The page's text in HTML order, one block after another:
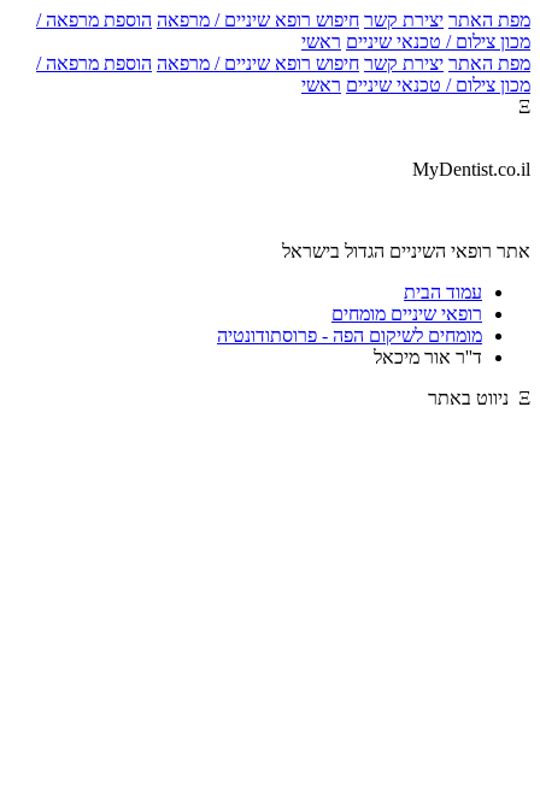
מפת האתר יצירת קשר חיפוש רופא שיניים / מרפאה הוספת מרפאה /
מכון צילום / טכנאי שיניים ראשי
מפת האתר יצירת קשר חיפוש רופא שיניים / מרפאה הוספת מרפאה /
מכון צילום / טכנאי שיניים ראשי
Ξ
MyDentist.co.il
אתר רופאי השיניים הגדול בישראל
עמוד הבית
רופאי שיניים מומחים
מומחים לשיקום הפה - פרוסתודונטיה
ד''ר אור מיכאל
Ξ ניווט באתר